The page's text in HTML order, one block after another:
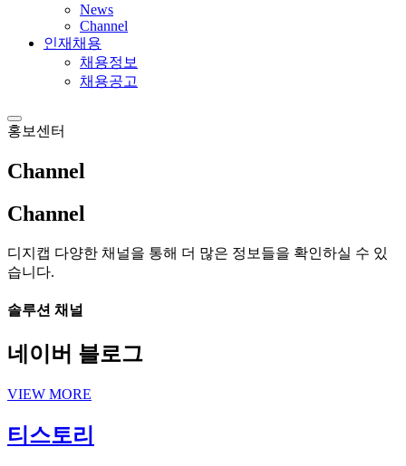
News
Channel
인재채용
채용정보
채용공고
홍보센터
Channel
Channel
디지캡 다양한 채널을 통해 더 많은 정보들을 확인하실 수 있
습니다.
솔루션 채널
네이버 블로그
VIEW MORE
티스토리